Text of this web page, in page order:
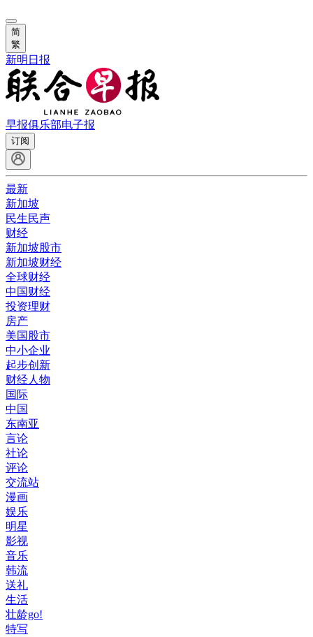
简
繁
新明日报
早报俱乐部电子报
订阅
最新
新加坡
民生民声
财经
新加坡股市
新加坡财经
全球财经
中国财经
投资理财
房产
美国股市
中小企业
起步创新
财经人物
国际
中国
东南亚
言论
社论
评论
交流站
漫画
娱乐
明星
影视
音乐
韩流
送礼
生活
壮龄go!
特写